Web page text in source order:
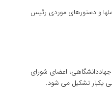
و دستورهای موردی رئیس
اعضای شورای
یکبار تشکیل می شود.